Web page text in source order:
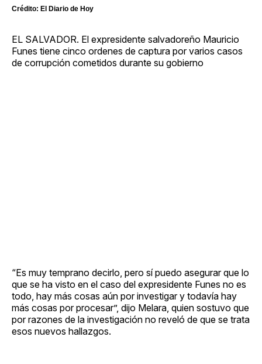
Crédito: El Diario de Hoy
EL SALVADOR. El expresidente salvadoreño Mauricio
Funes tiene cinco ordenes de captura por varios casos
de corrupción cometidos durante su gobierno
“Es muy temprano decirlo, pero sí puedo asegurar que lo
que se ha visto en el caso del expresidente Funes no es
todo, hay más cosas aún por investigar y todavía hay
más cosas por procesar”, dijo Melara, quien sostuvo que
por razones de la investigación no reveló de que se trata
esos nuevos hallazgos.